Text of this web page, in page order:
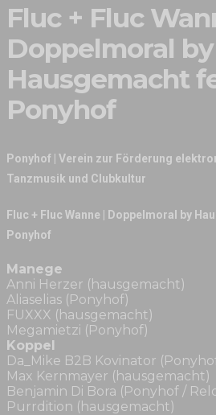
Fluc + Fluc
Doppelmoral by
Hausgemacht
Ponyhof
Ponyhof | Verein zur Förderung
Tanzmusik und Clubkultur
Fluc + Fluc Wanne | Doppelmoral by
Ponyhof
Manege
Anni Herzer (hausgemacht)
Aliaselias (Ponyhof)
FUXXX (hausgemacht)
Megamietzi (Ponyhof)
Koppel
Da_Mike B2B Kovinator
Max Kernmayer (hausgemacht)
Benjamin Di Bora (Ponyhof /
Purrdition (hausgemacht)